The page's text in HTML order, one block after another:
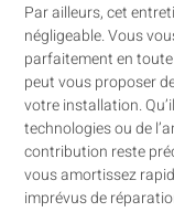
Par ailleurs, cet
négligeable. Vous
parfaitement en
peut vous proposer
votre installation.
technologies ou de
contribution reste
vous amortissez
imprévus de